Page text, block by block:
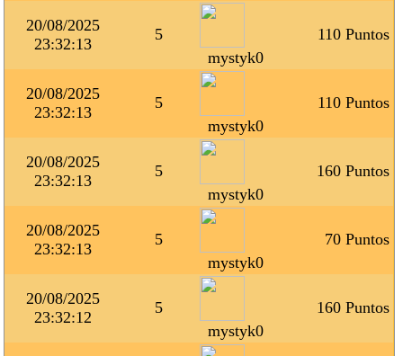
20/08/2025
23:32:13
5
mystyk0
110 Puntos
20/08/2025
23:32:13
5
mystyk0
110 Puntos
20/08/2025
23:32:13
5
mystyk0
160 Puntos
20/08/2025
23:32:13
5
mystyk0
70 Puntos
20/08/2025
23:32:12
5
mystyk0
160 Puntos